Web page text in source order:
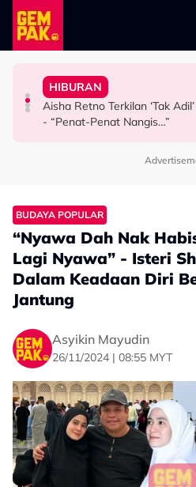
Skip to main content
HIBURAN
Bawa Anak Ke Klinik, Syasya
Doktor
HIBURAN
Aisha Retno Terkilan ‘Tak
- “Penat-Penat Nangis…”
HIBURAN
Usia 57 Tahun Masih Nampak
Kongsi Rahsia - “Ajaran Dari
HIBURAN
Netizen Beri 'Warning' Buat
BUDAYA POPULAR
“Nyawa Dah Nak
Lagi Nyawa” - Isteri
Dalam Keadaan Diri
Jantung
Asyikin Mayudin
26/11/2024 | 08:55 MYT